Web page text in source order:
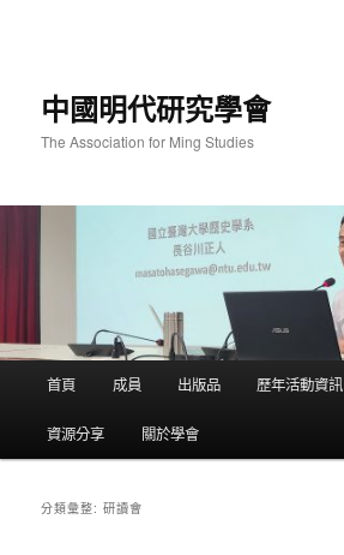
中國明代研究學會
The Association for Ming Studies
首頁 成員 出版品 歷年活動資訊
資源分享 關於學會
分類彙整:研讀會